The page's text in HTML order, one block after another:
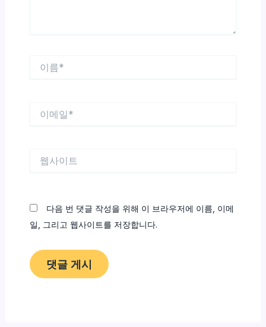
다음 번 댓글 작성을 위해 이 브라우저에 이름, 이메
일, 그리고 웹사이트를 저장합니다.